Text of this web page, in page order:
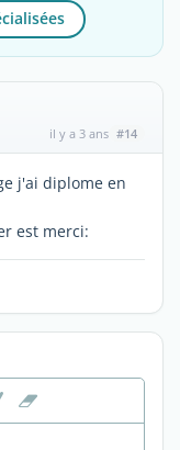
il y a 3 ans #14
j'ai diplome en
est merci: